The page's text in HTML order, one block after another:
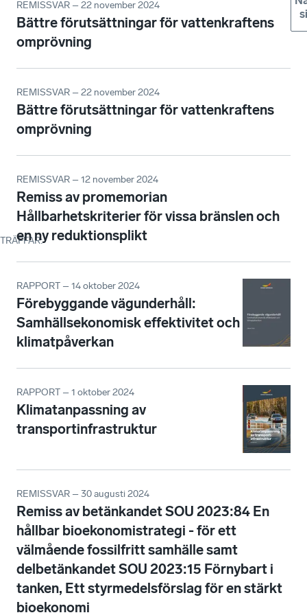
TRÄFFAR:
REMISSVAR – 22 november 2024
Bättre förutsättningar för vattenkraftens
omprövning
REMISSVAR – 22 november 2024
Bättre förutsättningar för vattenkraftens
omprövning
REMISSVAR – 12 november 2024
Remiss av promemorian
Hållbarhetskriterier för vissa bränslen och
en ny reduktionsplikt
RAPPORT – 14 oktober 2024
Förebyggande vägunderhåll:
Samhällsekonomisk effektivitet och
klimatpåverkan
RAPPORT – 1 oktober 2024
Klimatanpassning av
transportinfrastruktur
REMISSVAR – 30 augusti 2024
Remiss av betänkandet SOU 2023:84 En
hållbar bioekonomistrategi - för ett
välmående fossilfritt samhälle samt
delbetänkandet SOU 2023:15 Förnybart i
tanken, Ett styrmedelsförslag för en stärkt
bioekonomi